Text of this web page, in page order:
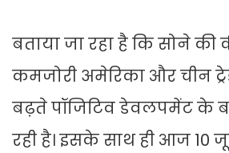
बताया जा रहा है कि सोने की
कमजोरी अमेरिका और चीन
बढ़ते पॉजिटिव डेवलपमेंट के
रही है। इसके साथ ही आज 10